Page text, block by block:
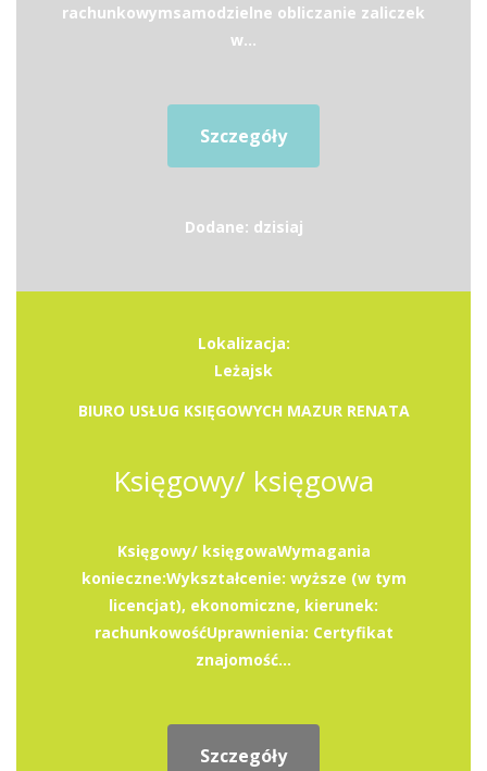
rachunkowymsamodzielne obliczanie zaliczek
w...
Szczegóły
Dodane: dzisiaj
Lokalizacja:
Leżajsk
BIURO USŁUG KSIĘGOWYCH MAZUR RENATA
Księgowy/ księgowa
Księgowy/ księgowaWymagania
konieczne:Wykształcenie: wyższe (w tym
licencjat), ekonomiczne, kierunek:
rachunkowośćUprawnienia: Certyfikat
znajomość...
Szczegóły